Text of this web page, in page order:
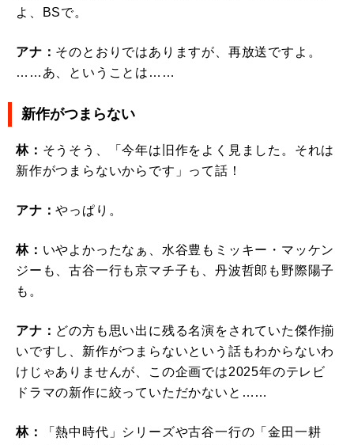
よ、BSで。
アナ： そのとおりではありますが、再放送ですよ。
……あ、ということは……
新作がつまらない
林： そうそう、「今年は旧作をよく見ました。それは
新作がつまらないからです」って話！
アナ：やっぱり。
林： いやよかったなぁ、水谷豊もミッキー・マッケン
ジーも、古谷一行も京マチ子も、丹波哲郎も野際陽子
も。
アナ： どの方も思い出に残る名演をされていた傑作揃
いですし、新作がつまらないという話もわからないわ
けじゃありませんが、この企画では2025年のテレビ
ドラマの新作に絞っていただかないと……
林：
「熱中時代」シリーズや古谷一行の「金田一耕